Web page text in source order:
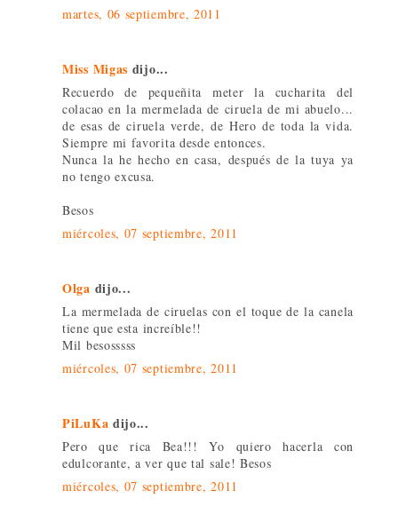
martes, 06 septiembre, 2011
Miss Migas dijo...
Recuerdo de pequeñita meter la cucharita del
colacao en la mermelada de ciruela de mi abuelo...
de esas de ciruela verde, de Hero de toda la vida.
Siempre mi favorita desde entonces.
Nunca la he hecho en casa, después de la tuya ya
no tengo excusa.
Besos
miércoles, 07 septiembre, 2011
Olga dijo...
La mermelada de ciruelas con el toque de la canela
tiene que esta increíble!!
Mil besosssss
miércoles, 07 septiembre, 2011
PiLuKa dijo...
Pero que rica Bea!!! Yo quiero hacerla con
edulcorante, a ver que tal sale! Besos
miércoles, 07 septiembre, 2011